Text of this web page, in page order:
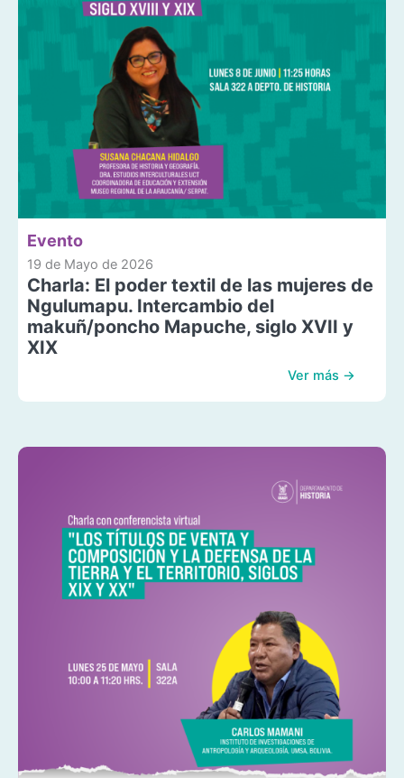
Evento
19 de Mayo de 2026
Charla: El poder textil de las mujeres de
Ngulumapu. Intercambio del
makuñ/poncho Mapuche, siglo XVII y
XIX
Ver más →